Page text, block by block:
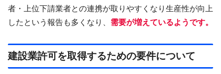
者・上位下請業者との連携が取りやすくなり生産性が向上
したという報告も多くなり、 需要が増えているようです。
建設業許可を取得するための要件について